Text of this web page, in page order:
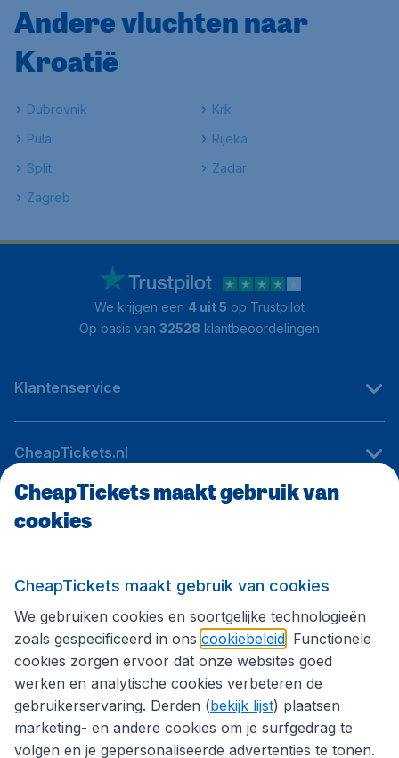
Andere vluchten naar
Kroatië
Dubrovnik
Krk
Pula
Rijeka
Split
Zadar
Zagreb
We krijgen een 4 uit 5 op Trustpilot
Op basis van 32528 klantbeoordelingen
Klantenservice
CheapTickets.nl
Internationale sites
Volg CheapTickets.nl
CheapTickets maakt gebruik van
cookies
CheapTickets maakt gebruik van cookies
We gebruiken cookies en soortgelijke technologieën
zoals gespecificeerd in ons cookiebeleid . Functionele
cookies zorgen ervoor dat onze websites goed
werken en analytische cookies verbeteren de
gebruikerservaring. Derden (bekijk lijst) plaatsen
marketing- en andere cookies om je surfgedrag te
volgen en je gepersonaliseerde advertenties te tonen.